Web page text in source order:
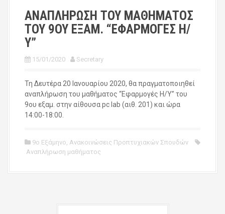
ΑΝΑΠΛΗΡΩΣΗ ΤΟΥ ΜΑΘΗΜΑΤΟΣ
ΤΟΥ 9ΟΥ ΕΞΑΜ. “ΕΦΑΡΜΟΓΕΣ Η/
Υ”
15/01/2020 Secretary
Τη Δευτέρα 20 Ιανουαρίου 2020, θα πραγματοποιηθεί
αναπλήρωση του μαθήματος “Εφαρμογές Η/Υ” του
9ου εξαμ. στην αίθουσα pc lab (αιθ. 201) και ώρα
14:00-18:00.
9ο Εξάμηνο, Ανακοινώσεις Προπτυχιακών Σπουδών
Αναπλήρωση μαθήματος